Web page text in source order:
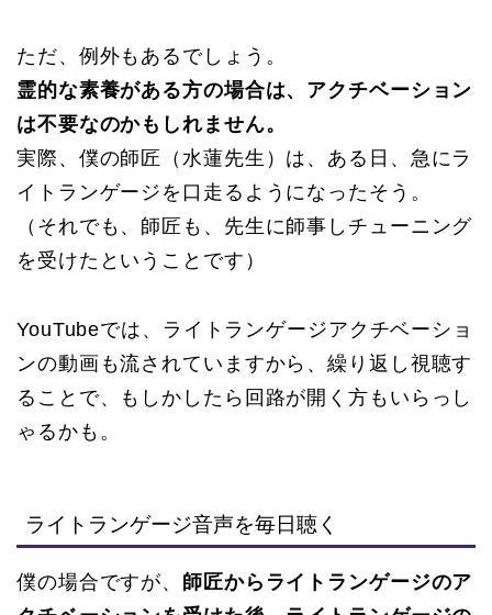
ただ、例外もあるでしょう。
霊的な素養がある方の場合は、アクチベーション
は不要なのかもしれません。
実際、僕の師匠（水蓮先生）は、ある日、急にラ
イトランゲージを口走るようになったそう。
（それでも、師匠も、先生に師事しチューニング
を受けたということです）
YouTubeでは、ライトランゲージアクチベーショ
ンの動画も流されていますから、繰り返し視聴す
ることで、もしかしたら回路が開く方もいらっし
ゃるかも。
ライトランゲージ音声を毎日聴く
僕の場合ですが、 師匠からライトランゲージのア